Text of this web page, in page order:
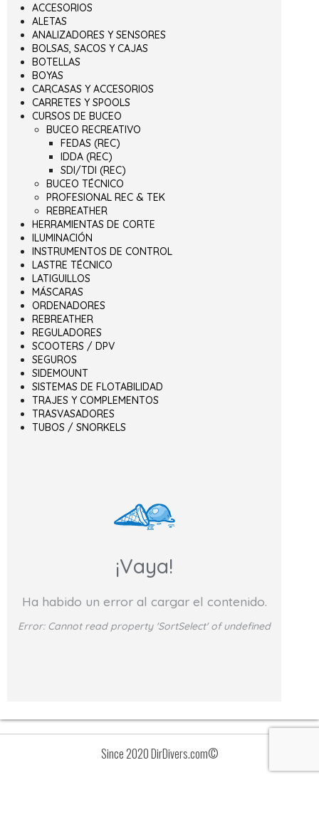
ACCESORIOS
ALETAS
ANALIZADORES Y SENSORES
BOLSAS, SACOS Y CAJAS
BOTELLAS
BOYAS
CARCASAS Y ACCESORIOS
CARRETES Y SPOOLS
CURSOS DE BUCEO
BUCEO RECREATIVO
FEDAS (REC)
IDDA (REC)
SDI/TDI (REC)
BUCEO TÉCNICO
PROFESIONAL REC & TEK
REBREATHER
HERRAMIENTAS DE CORTE
ILUMINACIÓN
INSTRUMENTOS DE CONTROL
LASTRE TÉCNICO
LATIGUILLOS
MÁSCARAS
ORDENADORES
REBREATHER
REGULADORES
SCOOTERS / DPV
SEGUROS
SIDEMOUNT
SISTEMAS DE FLOTABILIDAD
TRAJES Y COMPLEMENTOS
TRASVASADORES
TUBOS / SNORKELS
¡Vaya!
Ha habido un error al cargar el contenido.
Error: Cannot read property 'SortSelect' of undefined
Since 2020 DirDivers.com©